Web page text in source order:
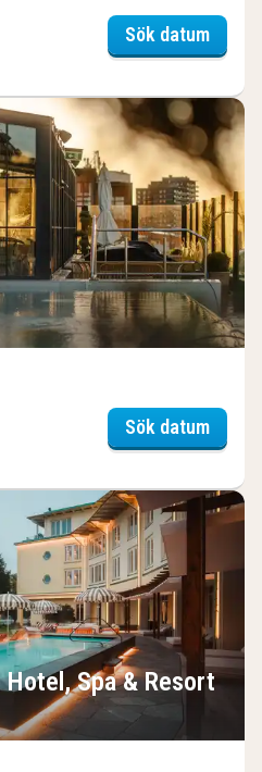
Sök datumKosta
Sök datumThe
Spa & Resort